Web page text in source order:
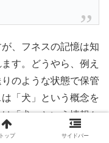
、フネスの記憶は知
す。どうやら、例え
のような状態で保管
「犬」という概念を
「犬」という情報か
や大きさを想像する
トップ サイドバー